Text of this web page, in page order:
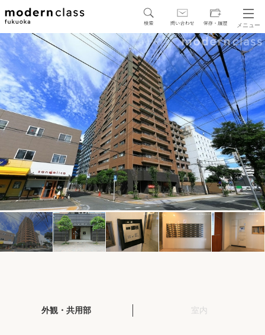
メニュー
SEARCH
地図から探す 駅・路線から探す
区から探す
人気エリアから探す
アクセスランキング
保存した検索条件
外観・共用部 室内